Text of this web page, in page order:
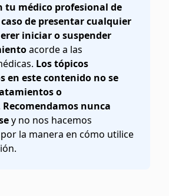
tu médico profesional de
de presentar cualquier
iniciar o suspender
acorde a las
Los tópicos
en este contenido no se
o
Recomendamos nunca
y no nos hacemos
la manera en cómo utilice